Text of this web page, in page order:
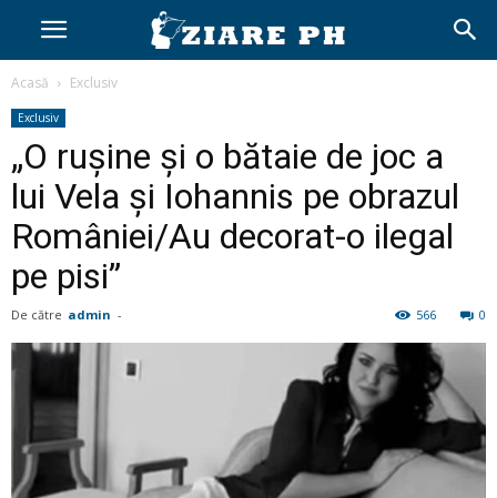
Acasă Exclusiv
Exclusiv
„O rușine și o bătaie de joc a
lui Vela și Iohannis pe obrazul
României/Au decorat-o ilegal
pe pisi”
De către admin - 0
566